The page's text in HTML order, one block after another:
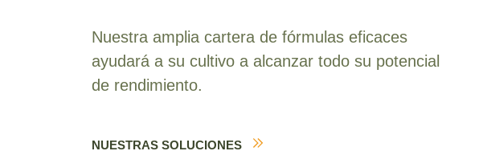
Nuestra amplia cartera de fórmulas eficaces
ayudará a su cultivo a alcanzar todo su potencial
de rendimiento.
NUESTRAS SOLUCIONES